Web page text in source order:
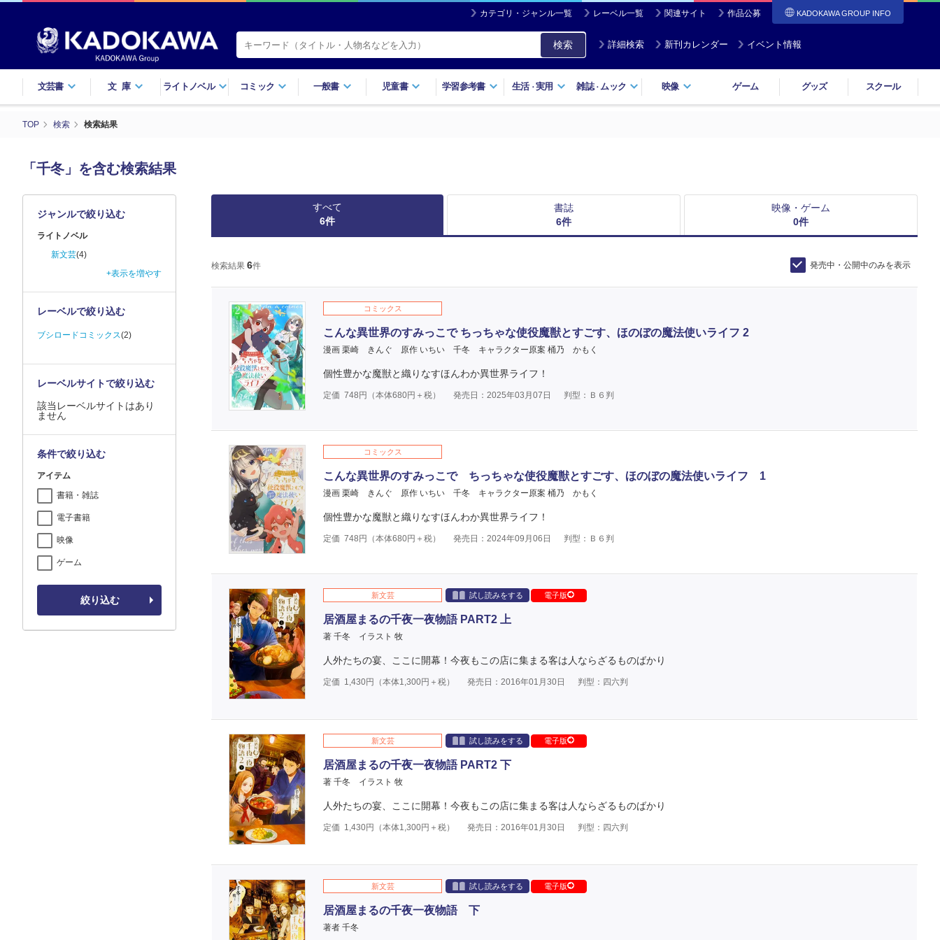
カテゴリ・ジャンル一覧 レーベル一覧 関連サイト 作品公募 KADOKAWA GROUP INFO
検索 詳細検索 新刊カレンダー イベント情報
文芸書 文庫 ライトノベル コミック 一般書 児童書 学習参考書 生活・実用 雑誌・ ムック 映像 ゲーム グッズ スクール
TOP 検索 検索結果
「千冬」を含む検索結果
すべて
6件
書誌
6件
映像・ゲーム
0件
検索結果 6件 発売中・公開中のみを表示
コミックス
こんな異世界のすみっこで ちっちゃな使役魔獣とすごす、ほのぼの魔法使いライフ 2
漫画 栗崎 きんぐ 原作 いちい 千冬 キャラクター原案 桶乃 かもく
個性豊かな魔獣と織りなすほんわか異世界ライフ！
定価 748 円（本体680円＋税） 発売日：2025年03月07日 判型：Ｂ６判
コミックス
こんな異世界のすみっこで ちっちゃな使役魔獣とすごす、ほのぼの魔法使いライフ 1
漫画 栗崎 きんぐ 原作 いちい 千冬 キャラクター原案 桶乃 かもく
個性豊かな魔獣と織りなすほんわか異世界ライフ！
定価 748 円（本体680円＋税） 発売日：2024年09月06日 判型：Ｂ６判
新文芸 試し読みをする 電子版
居酒屋まるの千夜一夜物語 PART2 上
著 千冬 イラスト 牧
人外たちの宴、ここに開幕！今夜もこの店に集まる客は人ならざるものばかり
定価 1,430円（本体1,300円＋税） 発売日：2016年01月30日 判型：四六判
新文芸 試し読みをする 電子版
居酒屋まるの千夜一夜物語 PART2 下
著 千冬 イラスト 牧
人外たちの宴、ここに開幕！今夜もこの店に集まる客は人ならざるものばかり
定価 1,430円（本体1,300円＋税） 発売日：2016年01月30日 判型：四六判
新文芸 試し読みをする 電子版
居酒屋まるの千夜一夜物語 下
著者 千冬
ジャンルで絞り込む
ライトノベル
新文芸(4)
+表示を増やす
レーベルで絞り込む
ブシロードコミックス(2)
レーベルサイトで絞り込む
該当レーベルサイトはあり
ません
条件で絞り込む
アイテム
書籍・雑誌
電子書籍
映像
ゲーム
絞り込む